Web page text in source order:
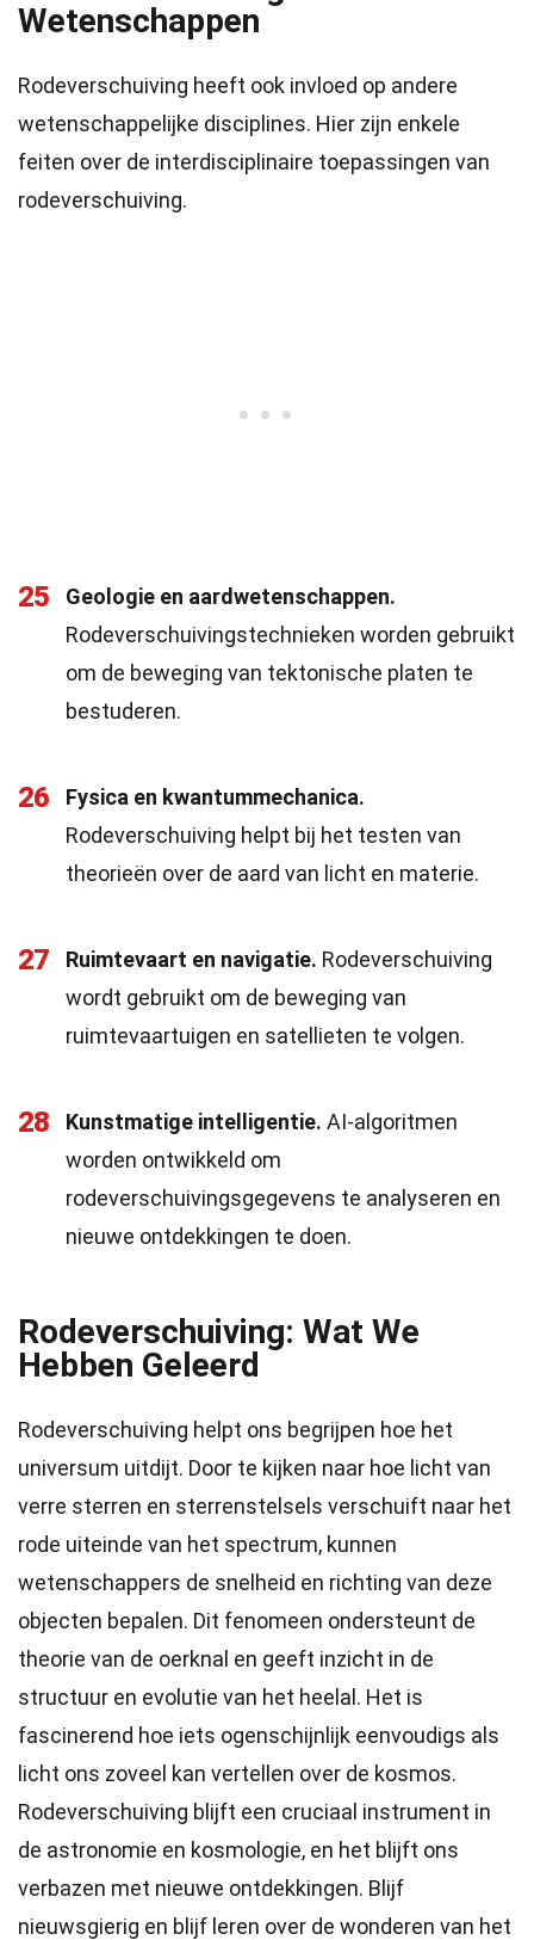
Wetenschappen
Rodeverschuiving heeft ook invloed op andere
wetenschappelijke disciplines. Hier zijn enkele
feiten over de interdisciplinaire toepassingen van
rodeverschuiving.
25
Geologie en aardwetenschappen.
Rodeverschuivingstechnieken worden gebruikt
om de beweging van tektonische platen te
bestuderen.
26
Fysica en kwantummechanica.
Rodeverschuiving helpt bij het testen van
theorieën over de aard van licht en materie.
27 Ruimtevaart en navigatie. Rodeverschuiving
wordt gebruikt om de beweging van
ruimtevaartuigen en satellieten te volgen.
28 Kunstmatige intelligentie. AI-algoritmen
worden ontwikkeld om
rodeverschuivingsgegevens te analyseren en
nieuwe ontdekkingen te doen.
Rodeverschuiving: Wat We
Hebben Geleerd
Rodeverschuiving helpt ons begrijpen hoe het
universum uitdijt. Door te kijken naar hoe licht van
verre sterren en sterrenstelsels verschuift naar het
rode uiteinde van het spectrum, kunnen
wetenschappers de snelheid en richting van deze
objecten bepalen. Dit fenomeen ondersteunt de
theorie van de oerknal en geeft inzicht in de
structuur en evolutie van het heelal. Het is
fascinerend hoe iets ogenschijnlijk eenvoudigs als
licht ons zoveel kan vertellen over de kosmos.
Rodeverschuiving blijft een cruciaal instrument in
de astronomie en kosmologie, en het blijft ons
verbazen met nieuwe ontdekkingen. Blijf
nieuwsgierig en blijf leren over de wonderen van het